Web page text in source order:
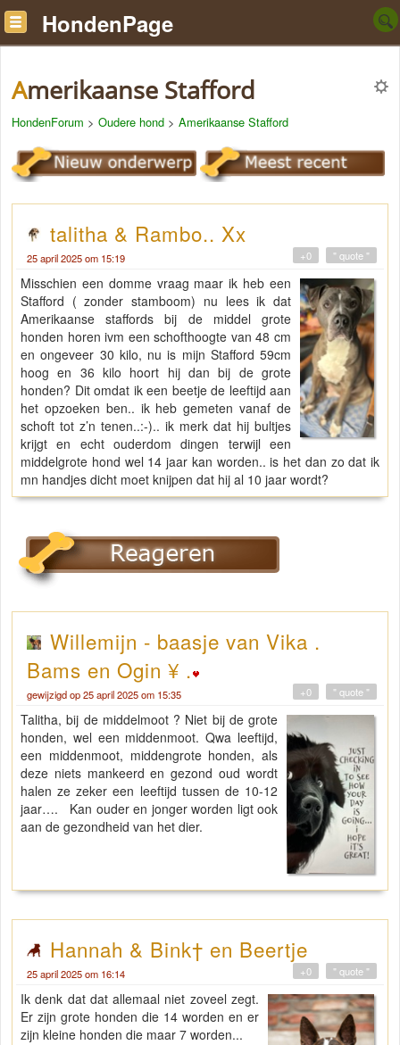
HondenPage
Amerikaanse Stafford
HondenForum > Oudere hond > Amerikaanse Stafford
talitha & Rambo.. Xx
25 april 2025 om 15:19 " quote "
+0
Misschien een domme vraag maar ik heb een
Stafford ( zonder stamboom) nu lees ik dat
Amerikaanse staffords bij de middel grote
honden horen ivm een schofthoogte van 48 cm
en ongeveer 30 kilo, nu is mijn Stafford 59cm
hoog en 36 kilo hoort hij dan bij de grote
honden? Dit omdat ik een beetje de leeftijd aan
het opzoeken ben.. ik heb gemeten vanaf de
schoft tot z’n tenen..:-).. ik merk dat hij bultjes
krijgt en echt ouderdom dingen terwijl een
middelgrote hond wel 14 jaar kan worden.. is het dan zo dat ik
mn handjes dicht moet knijpen dat hij al 10 jaar wordt?
Willemijn - baasje van Vika .
Bams en Ogin ¥ .
gewijzigd op 25 april 2025 om 15:35 " quote "
+0
Talitha, bij de middelmoot ? Niet bij de grote
honden, wel een middenmoot. Qwa leeftijd,
een middenmoot, middengrote honden, als
deze niets mankeerd en gezond oud wordt
halen ze zeker een leeftijd tussen de 10-12
jaar…. Kan ouder en jonger worden ligt ook
aan de gezondheid van het dier.
Hannah & Bink† en Beertje
25 april 2025 om 16:14 " quote "
+0
Ik denk dat dat allemaal niet zoveel zegt.
Er zijn grote honden die 14 worden en er
zijn kleine honden die maar 7 worden...